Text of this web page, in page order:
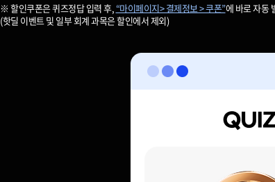
※ 할인쿠폰은 퀴즈정답 입력 후, “마이페이지> 결제정보 > 쿠폰”에 바로 자동
(핫딜 이벤트 및 일부 회계 과목은 할인에서 제외)